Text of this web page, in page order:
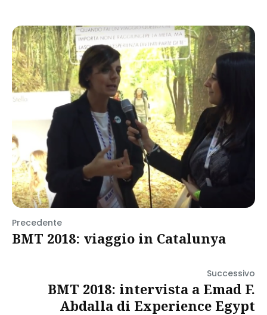
Precedente
BMT 2018: viaggio in Catalunya
Successivo
BMT 2018: intervista a Emad F.
Abdalla di Experience Egypt